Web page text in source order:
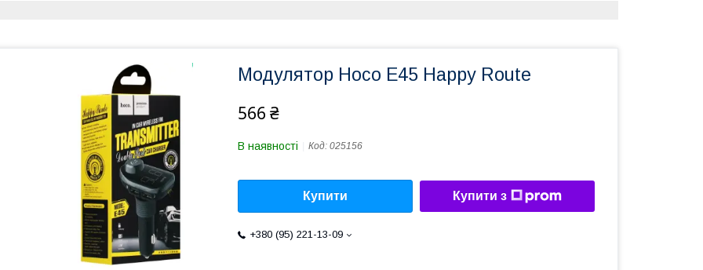
Модулятор Hoco E45 Happy Route
566 ₴
В наявності Код: 025156
Купити Купити з
+380 (95) 221-13-09